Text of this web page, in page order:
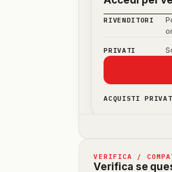
RIVENDITORI
PRIVATI
ACQUISTI
VERIFICA /
Verifica se